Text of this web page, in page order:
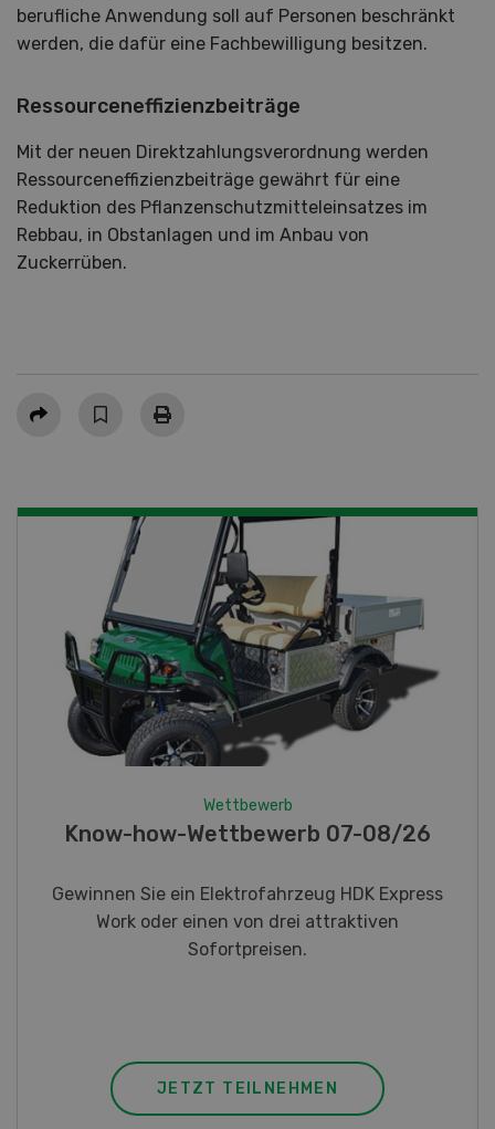
berufliche Anwendung soll auf Personen beschränkt
werden, die dafür eine Fachbewilligung besitzen.
Ressourceneffizienzbeiträge
Mit der neuen Direktzahlungsverordnung werden
Ressourceneffizienzbeiträge gewährt für eine
Reduktion des Pflanzenschutzmitteleinsatzes im
Rebbau, in Obstanlagen und im Anbau von
Zuckerrüben.
Teilen
Fotorätsel 07-08/26
Gewinnen Sie eines von fünf LANDI
Taschenmessern
JETZT TEILNEHMEN